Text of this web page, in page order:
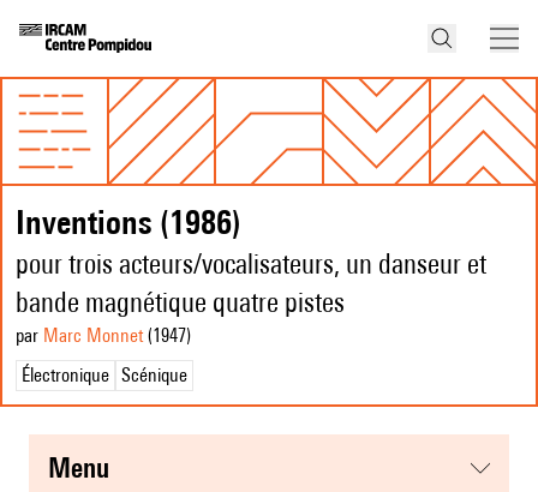
Inventions (1986)
pour trois acteurs/vocalisateurs, un danseur et
bande magnétique quatre pistes
par Marc Monnet(1947)
Électronique Scénique
menu